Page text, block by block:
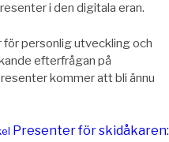
i den digitala eran.
personlig utveckling och
efterfrågan på
kommer att bli ännu
Presenter för skidåkaren: